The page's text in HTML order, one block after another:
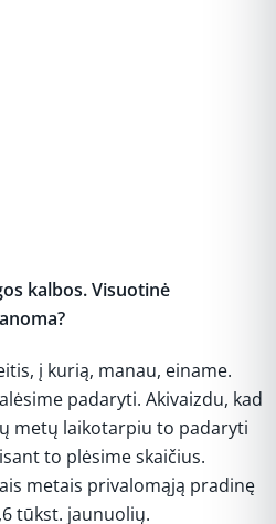
kalbos. Visuotinė
į kurią, manau, einame.
padaryti. Akivaizdu, kad
metų laikotarpiu to padaryti
to plėsime skaičius.
metais privalomąją pradinę
tūkst. jaunuolių.